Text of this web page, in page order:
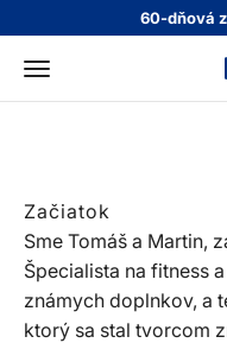
Preskočiť na obsah60-dňová
Menu
Náš príbeh
Optimálna
Začiatok
Sme Tomáš a Martin,
Špecialista na fitness
známych doplnkov, a
ktorý sa stal tvorcom